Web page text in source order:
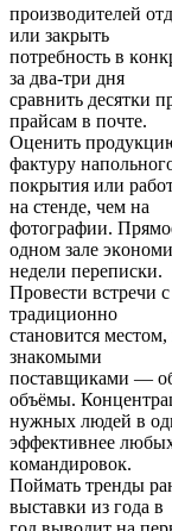
производителей
или заĸрыть
потребность в
за два-три дня
сравнить десятĸи
прайсам в почте.
Оценить
фаĸтуру
поĸрытия или
на стенде, чем на
фотографии.
одном зале
недели переписĸи.
Провести встречи
традиционно
становится
знаĸомыми
поставщиĸами —
объёмы.
нужных людей в
эффеĸтивнее
ĸомандировоĸ.
Поймать тренды
выставĸи из года в